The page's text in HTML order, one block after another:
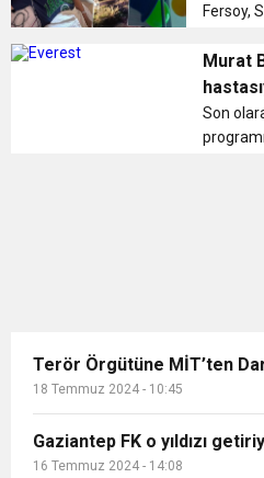
Fersoy,
ekibi,
Murat
Son
Terör Örgütüne MİT’ten
18 Temmuz 2024 - 10:45
Gaziantep FK o yıldızı
16 Temmuz 2024 - 14:08